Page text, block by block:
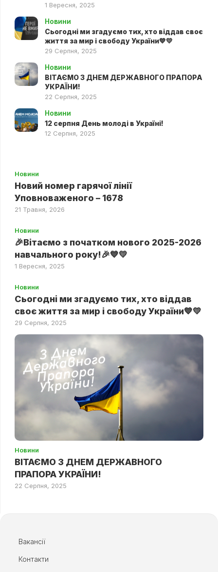
1 Вересня, 2025
Новини
Сьогодні ми згадуємо тих, хто віддав своє
життя за мир і свободу України💙💛
29 Серпня, 2025
Новини
ВІТАЄМО З ДНЕМ ДЕРЖАВНОГО ПРАПОРА
УКРАЇНИ!
22 Серпня, 2025
Новини
12 серпня День молоді в Україні!
12 Серпня, 2025
Новини
Новий номер гарячої лінії
Уповноваженого – 1678
21 Травня, 2026
Новини
🎉Вітаємо з початком нового 2025-2026
навчального року!🎉💙💛
1 Вересня, 2025
Новини
Сьогодні ми згадуємо тих, хто віддав
своє життя за мир і свободу України💙💛
29 Серпня, 2025
Новини
ВІТАЄМО З ДНЕМ ДЕРЖАВНОГО
ПРАПОРА УКРАЇНИ!
22 Серпня, 2025
Вакансії
Контакти